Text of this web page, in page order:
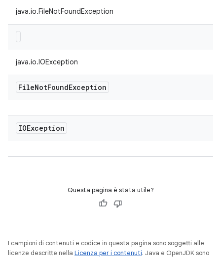
java.io.FileNotFoundException
java.io.IOException
FileNotFoundException
IOException
Questa pagina è stata utile?
I campioni di contenuti e codice in questa pagina sono soggetti alle
licenze descritte nella Licenza per i contenuti. Java e OpenJDK sono